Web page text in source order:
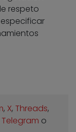
respeto
, X, Threads,
Telegram o